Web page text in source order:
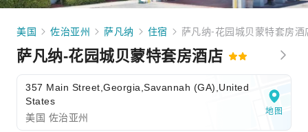
美国 佐治亚州 萨凡纳 住宿 萨凡纳-花园城贝蒙特套房酒
萨凡纳-花园城贝蒙特套房酒店
357 Main Street,Georgia,Savannah (GA),United
States
美国 佐治亚州
地图